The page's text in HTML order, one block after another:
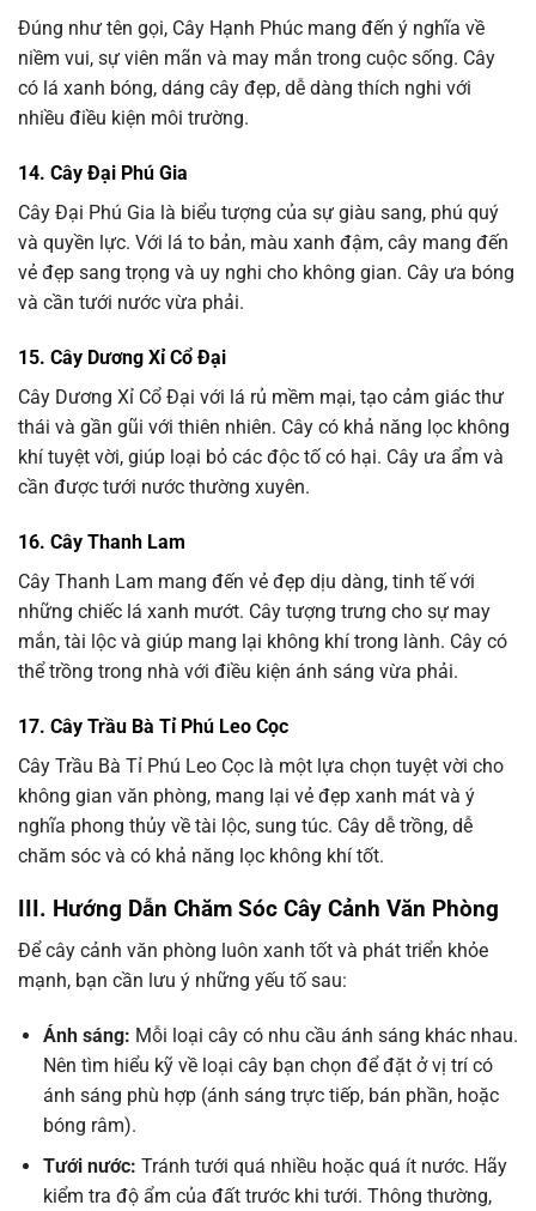
Đúng như tên gọi, Cây Hạnh Phúc mang đến ý nghĩa về
niềm vui, sự viên mãn và may mắn trong cuộc sống. Cây
có lá xanh bóng, dáng cây đẹp, dễ dàng thích nghi với
nhiều điều kiện môi trường.
14. Cây Đại Phú Gia
Cây Đại Phú Gia là biểu tượng của sự giàu sang, phú quý
và quyền lực. Với lá to bản, màu xanh đậm, cây mang đến
vẻ đẹp sang trọng và uy nghi cho không gian. Cây ưa bóng
và cần tưới nước vừa phải.
15. Cây Dương Xỉ Cổ Đại
Cây Dương Xỉ Cổ Đại với lá rủ mềm mại, tạo cảm giác thư
thái và gần gũi với thiên nhiên. Cây có khả năng lọc không
khí tuyệt vời, giúp loại bỏ các độc tố có hại. Cây ưa ẩm và
cần được tưới nước thường xuyên.
16. Cây Thanh Lam
Cây Thanh Lam mang đến vẻ đẹp dịu dàng, tinh tế với
những chiếc lá xanh mướt. Cây tượng trưng cho sự may
mắn, tài lộc và giúp mang lại không khí trong lành. Cây có
thể trồng trong nhà với điều kiện ánh sáng vừa phải.
17. Cây Trầu Bà Tỉ Phú Leo Cọc
Cây Trầu Bà Tỉ Phú Leo Cọc là một lựa chọn tuyệt vời cho
không gian văn phòng, mang lại vẻ đẹp xanh mát và ý
nghĩa phong thủy về tài lộc, sung túc. Cây dễ trồng, dễ
chăm sóc và có khả năng lọc không khí tốt.
III. Hướng Dẫn Chăm Sóc Cây Cảnh Văn Phòng
Để cây cảnh văn phòng luôn xanh tốt và phát triển khỏe
mạnh, bạn cần lưu ý những yếu tố sau:
Ánh sáng: Mỗi loại cây có nhu cầu ánh sáng khác nhau.
Nên tìm hiểu kỹ về loại cây bạn chọn để đặt ở vị trí có
ánh sáng phù hợp (ánh sáng trực tiếp, bán phần, hoặc
bóng râm).
Tưới nước: Tránh tưới quá nhiều hoặc quá ít nước. Hãy
kiểm tra độ ẩm của đất trước khi tưới. Thông thường,